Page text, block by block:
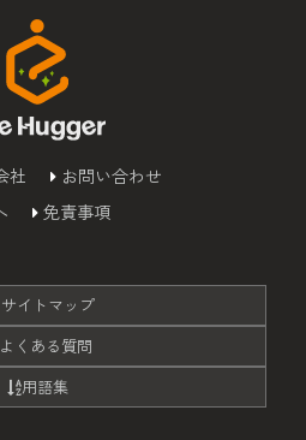
社
お問い合わせ
免責事項
イトマップ
くある質問
用語集